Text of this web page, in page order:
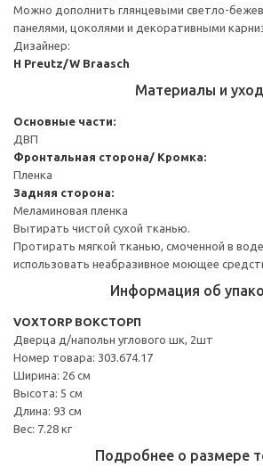
Можно дополнить глянцевыми светло-
панелями, цоколями и декоративными
Дизайнер:
H Preutz/W Braasch
Материалы и уход
Основные части:
ДВП
Фронтальная сторона/ Кромка:
Пленка
Задняя сторона:
Меламиновая пленка
Вытирать чистой сухой тканью.
Протирать мягкой тканью, смоченной в
использовать неабразивное моющее
Информация об
VOXTORP ВОКСТОРП
Дверца д/напольн углового шк, 2шт
Номер товара: 303.674.17
Ширина: 26 см
Высота: 5 см
Длина: 93 см
Вес: 7.28 кг
Подробнее о размере